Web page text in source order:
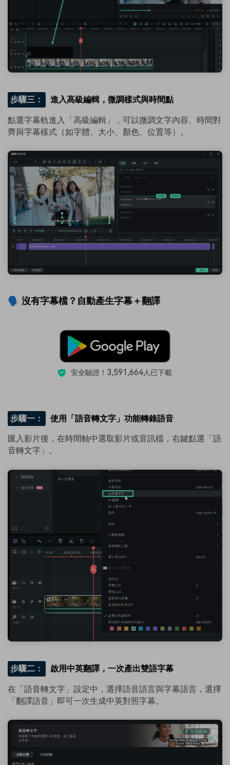
步驟三： 進入高級編輯，微調樣式與時間點
點選字幕軌進入「高級編輯」，可以微調文字內容、時間對
齊與字幕樣式（如字體、大小、顏色、位置等）。
🗣️ 沒有字幕檔？自動產生字幕＋翻譯
安全驗證！ 3,591,664人已下載
步驟一： 使用「語音轉文字」功能轉錄語音
匯入影片後，在時間軸中選取影片或音訊檔，右鍵點選「語
音轉文字」。
步驟二： 啟用中英翻譯，一次產出雙語字幕
在「語音轉文字」設定中，選擇語音語言與字幕語言，選擇
「翻譯語音」即可一次生成中英對照字幕。